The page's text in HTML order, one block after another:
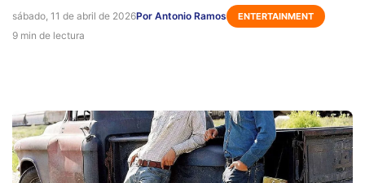
sábado, 11 de abril de 2026Por Antonio Ramos ENTERTAINMENT
9 min de lectura